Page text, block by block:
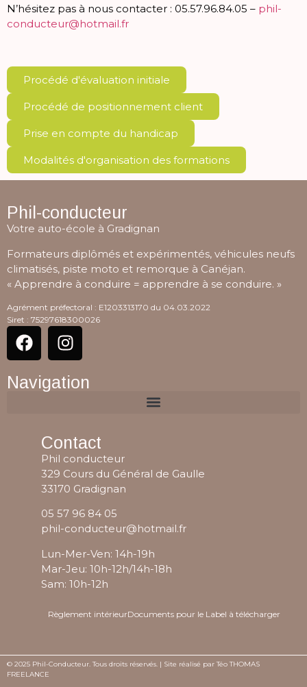
N’hésitez pas à nous contacter : 05.57.96.84.05 – phil-
conducteur@hotmail.fr
Procédé d'évaluation initiale
Procédé de positionnement client
Prise en compte du handicap
Modalités d'organisation des formations
Phil-conducteur
Votre auto-école à Gradignan
Formateurs diplômés et expérimentés, véhicules neufs
climatisés, piste moto et remorque à Canéjan.
« Apprendre à conduire = apprendre à se conduire. »
Agrément préfectoral : E1203313170 du 04.03.2022
Siret : 75297618300026
Navigation
Contact
Phil conducteur
329 Cours du Général de Gaulle
33170 Gradignan
05 57 96 84 05
phil-conducteur@hotmail.fr
Lun-Mer-Ven: 14h-19h
Mar-Jeu: 10h-12h/14h-18h
Sam: 10h-12h
Règlement intérieurDocuments pour le Label à télécharger
© 2025 Phil-Conducteur. Tous droits réservés. | Site réalisé parTéo THOMAS
FREELANCE